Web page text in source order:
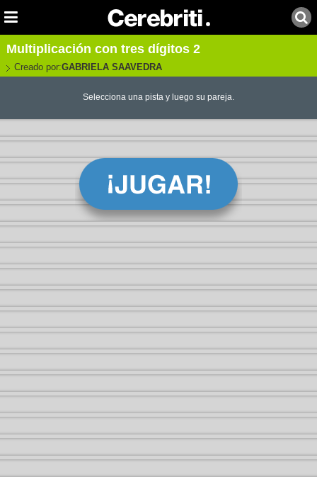
Multiplicación con tres dígitos 2
Creado por:GABRIELA SAAVEDRA
Selecciona una pista y luego su pareja.